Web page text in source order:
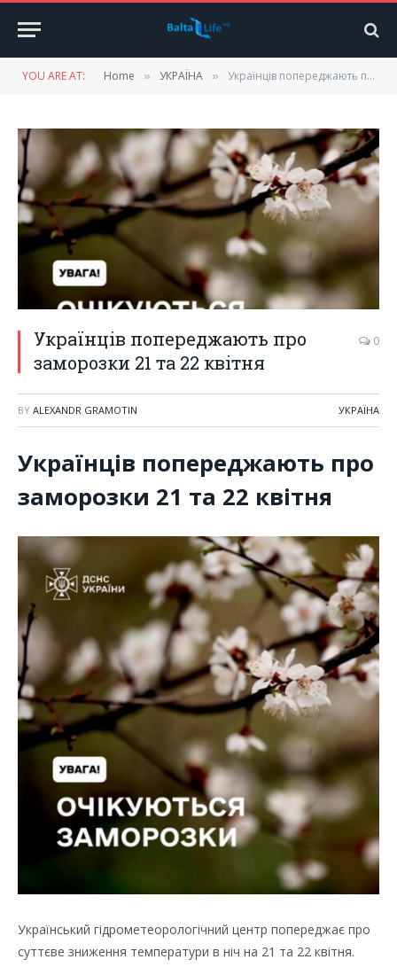
YOU ARE AT: Home » УКРАЇНА » Українців попереджають про заморозки 21 та 22 квітня
Українців попереджають про
заморозки 21 та 22 квітня
0
BY ALEXANDR GRAMOTIN УКРАЇНА
Українців попереджають про
заморозки 21 та 22 квітня
Український гідрометеорологічний центр попереджає про
суттєве зниження температури в ніч на 21 та 22 квітня.